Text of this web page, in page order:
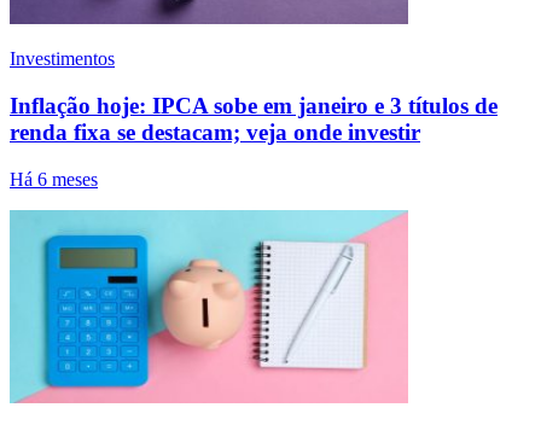
Investimentos
Inflação hoje: IPCA sobe em janeiro e 3 títulos de
renda fixa se destacam; veja onde investir
Há 6 meses